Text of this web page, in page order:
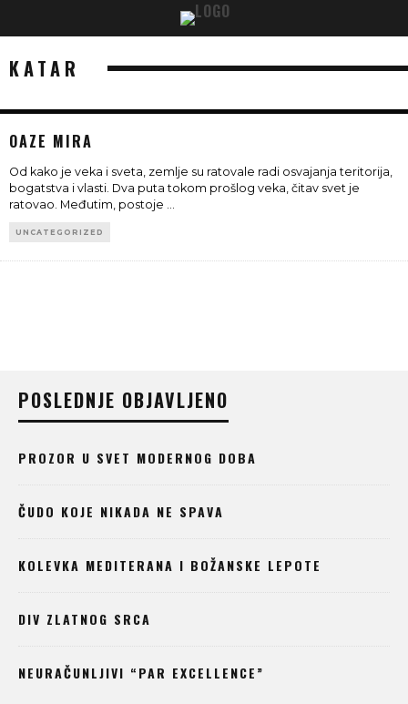
KATAR
OAZE MIRA
Od kako je veka i sveta, zemlje su ratovale radi osvajanja teritorija,
bogatstva i vlasti. Dva puta tokom prošlog veka, čitav svet je
ratovao. Međutim, postoje ...
UNCATEGORIZED
POSLEDNJE OBJAVLJENO
PROZOR U SVET MODERNOG DOBA
ČUDO KOJE NIKADA NE SPAVA
KOLEVKA MEDITERANA I BOŽANSKE LEPOTE
DIV ZLATNOG SRCA
NEURAČUNLJIVI “PAR EXCELLENCE”